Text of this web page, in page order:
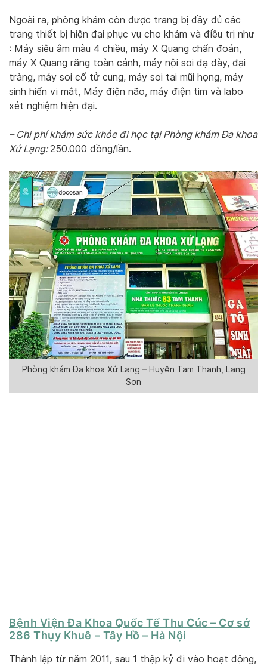
Ngoài ra, phòng khám còn được trang bị đầy đủ các
trang thiết bị hiện đại phục vụ cho khám và điều trị như
: Máy siêu âm màu 4 chiều, máy X Quang chẩn đoán,
máy X Quang răng toàn cảnh, máy nội soi dạ dày, đại
tràng, máy soi cổ tử cung, máy soi tai mũi họng, máy
sinh hiển vi mắt, Máy điện não, máy điện tim và labo
xét nghiệm hiện đại.
– Chi phí khám sức khỏe đi học tại Phòng khám Đa khoa
Xứ Lạng:250.000 đồng/lần.
Phòng khám Đa khoa Xứ Lạng – Huyện Tam Thanh, Lạng
Sơn
Bệnh Viện Đa Khoa Quốc Tế Thu Cúc – Cơ sở
286 Thụy Khuê – Tây Hồ – Hà Nội
Thành lập từ năm 2011, sau 1 thập kỷ đi vào hoạt động,